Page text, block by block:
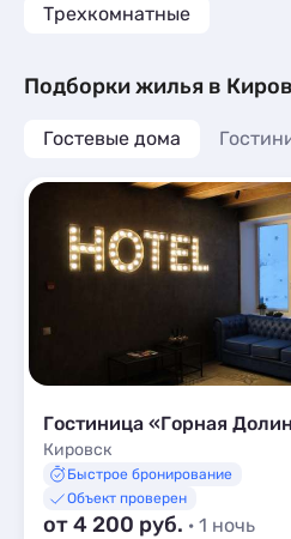
Трехкомнатные
Подборки жилья в
Гостевые дома
Гостиница «Горная
Кировск
Быстрое бронирование
Объект проверен
от 4 200 руб. · 1 ночь